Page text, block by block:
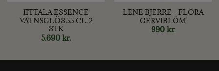
IITTALA ESSENCE
VATNSGLÖS 55 CL, 2
STK
5.690 kr.
LENE BJERRE – FLORA
GERVIBLÓM
990 kr.